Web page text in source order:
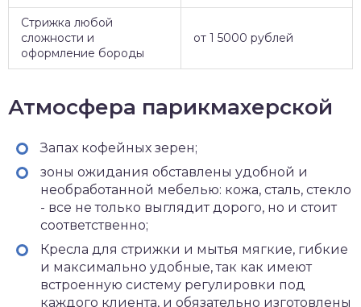
Стрижка любой
сложности и
оформление бороды
от 1 5000 рублей
Атмосфера парикмахерской
Запах кофейных зерен;
зоны ожидания обставлены удобной и
необработанной мебелью: кожа, сталь, стекло
- все не только выглядит дорого, но и стоит
соответственно;
Кресла для стрижки и мытья мягкие, гибкие
и максимально удобные, так как имеют
встроенную систему регулировки под
каждого клиента, и обязательно изготовлены